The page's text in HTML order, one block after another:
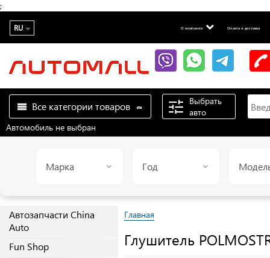
;
RU О компании Оплата и доставка
Все категории товаров
Выбрать
авто
Автомобиль не выбран
Марка Год
Автозапчасти China
Auto
Fun Shop
Главная
Глушитель